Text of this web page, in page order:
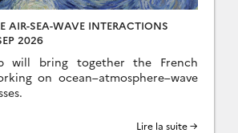
AIR-SEA-WAVE INTERACTIONS
2026
will bring together the French
on ocean–atmosphere–wave
Lire la suite →